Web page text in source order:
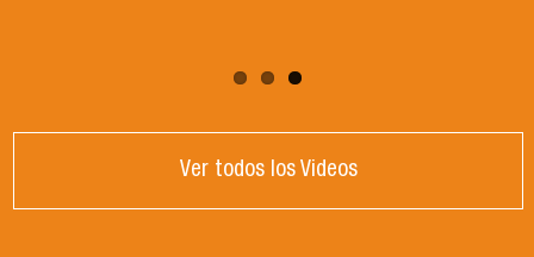
Ver todos los Videos